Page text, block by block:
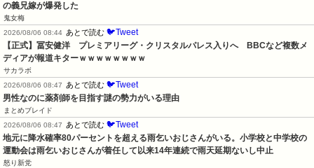
の義兄嫁が爆発した
鬼女梅
2026/08/06 08:44 あとで読む 🐦Tweet
【正式】冨安健洋　プレミアリーグ・クリスタルパレス入りへ　BBCなど複数メ
ディアが報道キターｗｗｗｗｗｗｗｗ
サカラボ
2026/08/06 08:47
あとで読む 🐦Tweet
男性なのに薬剤師を目指す謎の勢力がいる理由
まとめブレイド
2026/08/06 08:47
あとで読む 🐦Tweet
地元に降水確率80パーセントを超える雨乞いおじさんがいる。小学校と中学校の
運動会は雨乞いおじさんが着任して以来14年連続で雨天延期ないし中止
怒り新党